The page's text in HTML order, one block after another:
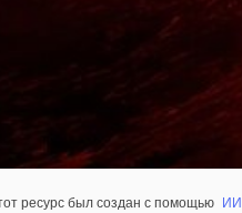
ресурс был создан с помощью ИИ